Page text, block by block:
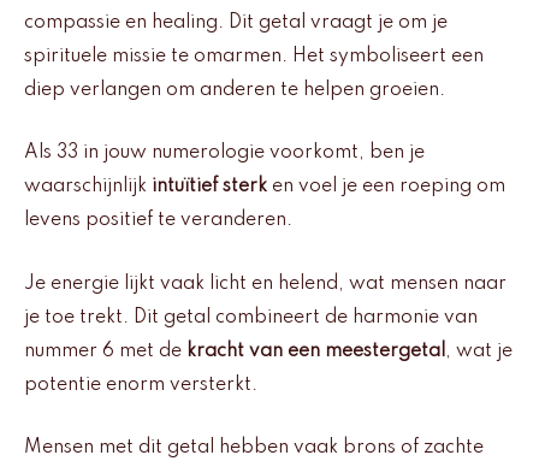
compassie en healing. Dit getal vraagt je om je
spirituele missie te omarmen. Het symboliseert een
diep verlangen om anderen te helpen groeien.
Als 33 in jouw numerologie voorkomt, ben je
waarschijnlijk intuïtief sterk en voel je een roeping om
levens positief te veranderen.
Je energie lijkt vaak licht en helend, wat mensen naar
je toe trekt. Dit getal combineert de harmonie van
nummer 6 met de kracht van een meestergetal , wat je
potentie enorm versterkt.
Mensen met dit getal hebben vaak brons of zachte